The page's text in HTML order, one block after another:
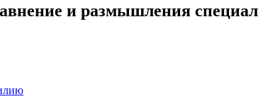
и размышления